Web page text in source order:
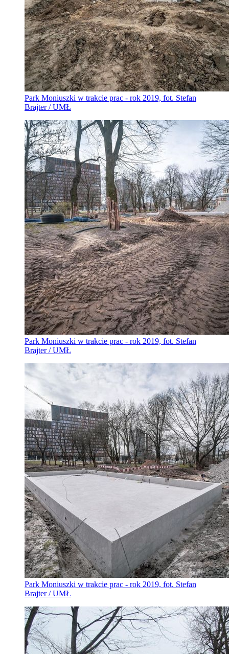
Park Moniuszki w trakcie prac - rok 2019, fot. Stefan
Brajter / UMŁ
Park Moniuszki w trakcie prac - rok 2019, fot. Stefan
Brajter / UMŁ
Park Moniuszki w trakcie prac - rok 2019, fot. Stefan
Brajter / UMŁ